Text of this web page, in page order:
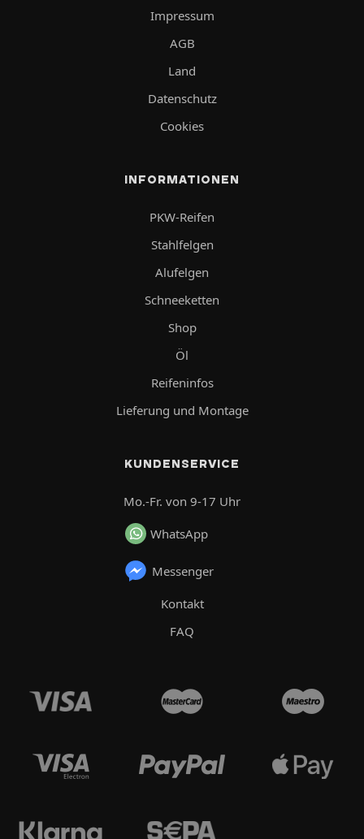
Impressum
AGB
Land
Datenschutz
Cookies
INFORMATIONEN
PKW-Reifen
Stahlfelgen
Alufelgen
Schneeketten
Shop
Öl
Reifeninfos
Lieferung und Montage
KUNDENSERVICE
Mo.-Fr. von 9-17 Uhr
WhatsApp
Messenger
Kontakt
FAQ